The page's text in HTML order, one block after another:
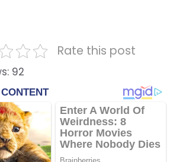
Rate this post
92